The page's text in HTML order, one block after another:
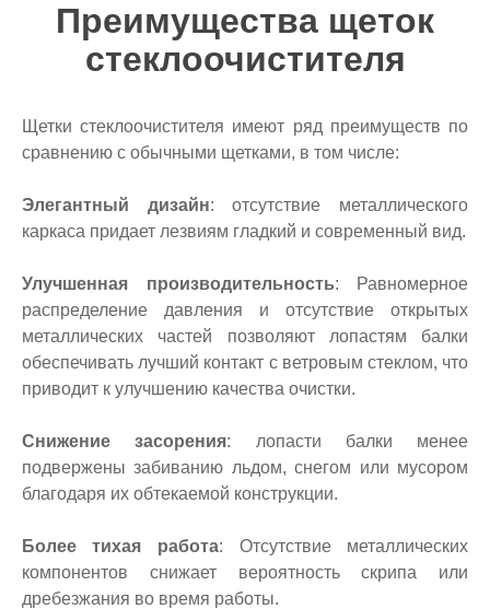
Преимущества щеток
стеклоочистителя
Щетки стеклоочистителя имеют ряд преимуществ по
сравнению с обычными щетками, в том числе:
Элегантный дизайн: отсутствие металлического
каркаса придает лезвиям гладкий и современный вид.
Улучшенная производительность: Равномерное
распределение давления и отсутствие открытых
металлических частей позволяют лопастям балки
обеспечивать лучший контакт с ветровым стеклом, что
приводит к улучшению качества очистки.
Снижение засорения: лопасти балки менее
подвержены забиванию льдом, снегом или мусором
благодаря их обтекаемой конструкции.
Более тихая работа: Отсутствие металлических
компонентов снижает вероятность скрипа или
дребезжания во время работы.